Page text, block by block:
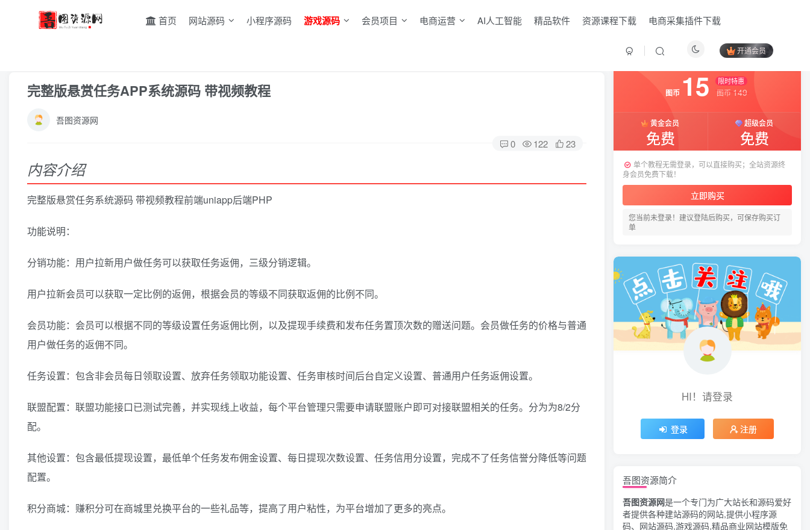
首页 网站源码 小程序源码 游戏源码 会员项目 电商运营 AI人工智能 精品软件 资源课程下载 电商采集插件下载
开通会员
完整版悬赏任务APP系统源码 带视频教程
吾图资源网
0 122 23
内容介绍
完整版悬赏任务系统源码 带视频教程前端uniapp后端PHP
功能说明：
分销功能：用户拉新用户做任务可以获取任务返佣，三级分销逻辑。
用户拉新会员可以获取一定比例的返佣，根据会员的等级不同获取返佣的比例不同。
会员功能：会员可以根据不同的等级设置任务返佣比例，以及提现手续费和发布任务置顶次数的赠送问题。会员做任务的价格与普通
用户做任务的返佣不同。
任务设置：包含非会员每日领取设置、放弃任务领取功能设置、任务审核时间后台自定义设置、普通用户任务返佣设置。
联盟配置：联盟功能接口已测试完善，并实现线上收益，每个平台管理只需要申请联盟账户即可对接联盟相关的任务。分为为8/2分
配。
其他设置：包含最低提现设置，最低单个任务发布佣金设置、每日提现次数设置、任务信用分设置，完成不了任务信誉分降低等问题
配置。
积分商城：赚积分可在商城里兑换平台的一些礼品等，提高了用户粘性，为平台增加了更多的亮点。
HI！请登录
登录 注册
付费资源
图币 15 限时特惠
图币 149
黄金会员
免费
超级会员
免费
单个教程无需登录，可以直接购买；全站资源终
身会员免费下载！
立即购买
您当前未登录！建议登陆后购买，可保存购买订
单
HI！请登录
登录 注册
吾图资源简介
吾图资源网是一个专门为广大站长和源码爱好
者提供各种建站源码的网站,提供小程序源
码、网站源码,游戏源码,精品商业网站模版免